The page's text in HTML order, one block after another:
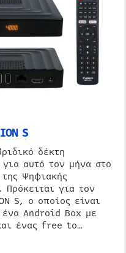
S
δέκτη
για αυτό τον μήνα στο
Ψηφιακής
Πρόκειται για τον
S, ο οποίος είναι
ένα Android Box με
ένας free to…